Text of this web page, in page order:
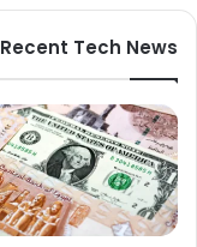
Recent Tech News